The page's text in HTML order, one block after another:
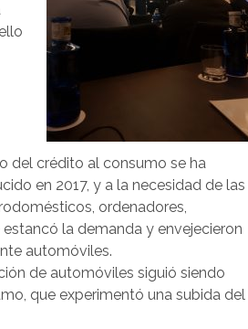
del crédito al consumo se ha
en 2017, y a la necesidad de las
ordenadores,
la demanda y envejecieron
automóviles.
de automóviles siguió siendo
que experimentó una subida del